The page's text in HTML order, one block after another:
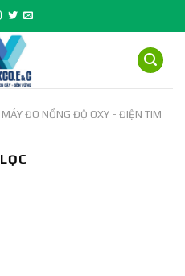
MÁY ĐO NỒNG ĐỘ OXY - ĐIỆN TIM
LỌC